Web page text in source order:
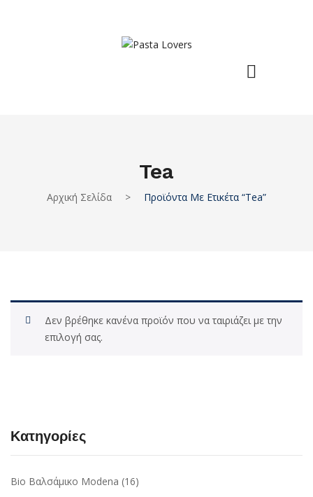
Tea
Αρχική Σελίδα > Προϊόντα Με Ετικέτα “tea”
Δεν βρέθηκε κανένα προϊόν που να ταιριάζει με την
επιλογή σας.
Κατηγορίες
Bio Βαλσάμικο Modena (16)